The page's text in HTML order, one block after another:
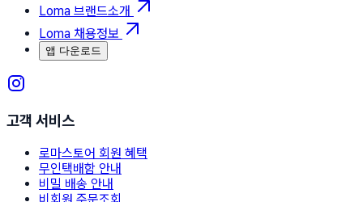
Loma 브랜드소개
Loma 채용정보
앱 다운로드
고객 서비스
로마스토어 회원 혜택
무인택배함 안내
비밀 배송 안내
비회원 주문조회